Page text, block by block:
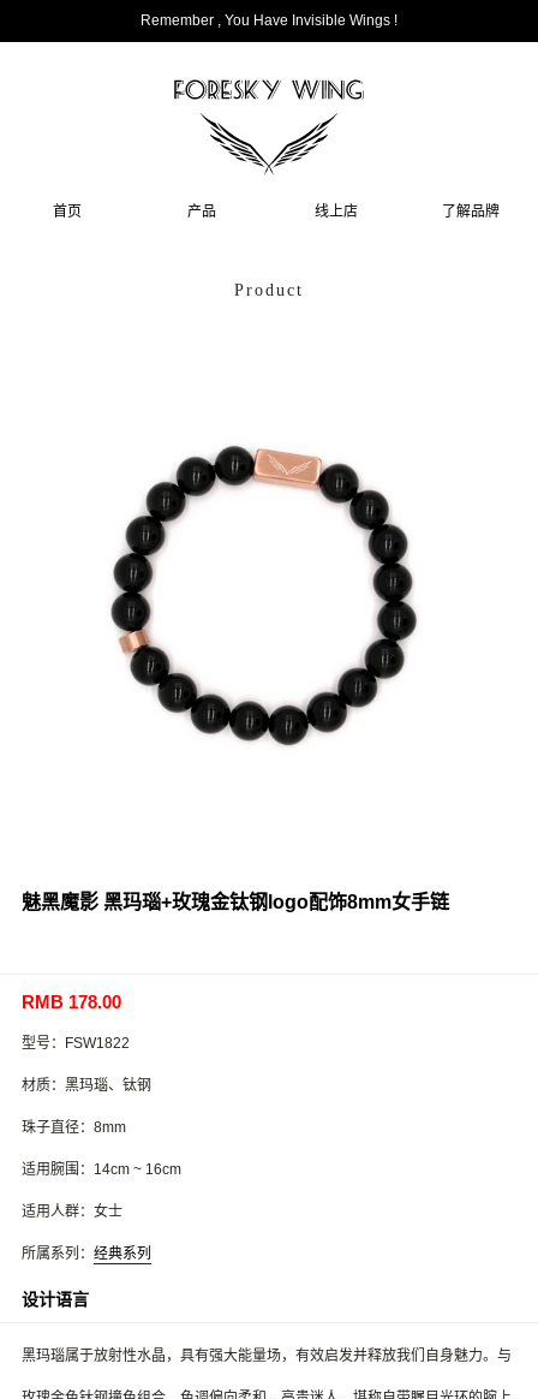
Remember , You Have Invisible Wings !
首页 产品 线上店 了解品牌
Product
魅黑魔影 黑玛瑙+玫瑰金钛钢logo配饰8mm女手链
RMB 178.00
型号：FSW1822
材质：黑玛瑙、钛钢
珠子直径：8mm
适用腕围：14cm ~ 16cm
适用人群：女士
所属系列： 经典系列
设计语言
黑玛瑙属于放射性水晶，具有强大能量场，有效启发并释放我们自身魅力。与